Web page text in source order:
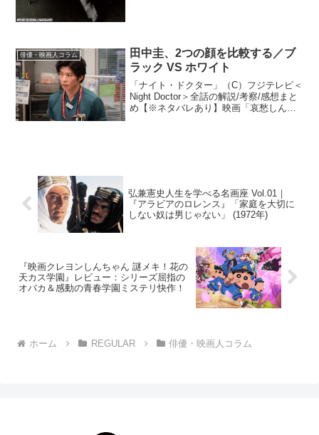
俳優・映画人コラム
田中圭、2つの顔を比較する／ブ
ラック VS ホワイト
「ナイト・ドクター」（C）フジテレビ＜
Night Doctor＞全話の解説/考察/感想まと
め【※ネタバレあり】映画「哀愁しんで
弘兼憲史人生を学べる名画座 Vol.01｜
『アラビアのロレンス』「家庭を大切に
しない奴は男じゃない」 (1972年)
『映画クレヨンしんちゃん 謎メキ！花の
天カス学園』レビュー：シリーズ屈指の
オバカ＆感動の青春学園ミステリ快作！
ホーム REGULAR 俳優・映画人コラム